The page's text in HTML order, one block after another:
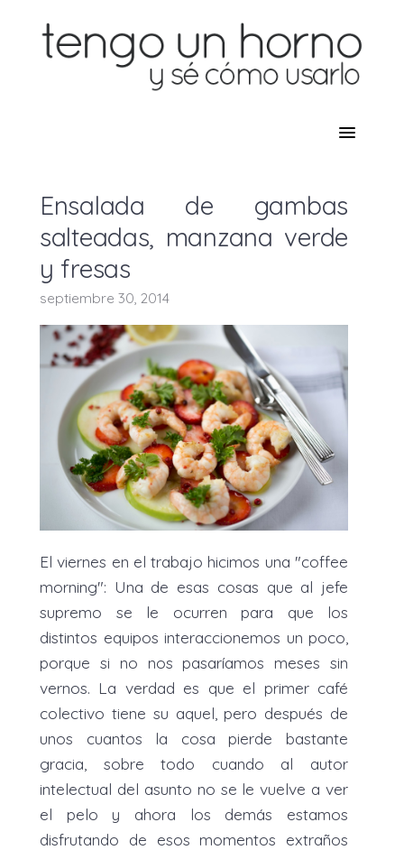
Ensalada de gambas
salteadas, manzana verde
y fresas
septiembre 30, 2014
El viernes en el trabajo hicimos una "coffee
morning": Una de esas cosas que al jefe
supremo se le ocurren para que los
distintos equipos interaccionemos un poco,
porque si no nos pasaríamos meses sin
vernos. La verdad es que el primer café
colectivo tiene su aquel, pero después de
unos cuantos la cosa pierde bastante
gracia, sobre todo cuando al autor
intelectual del asunto no se le vuelve a ver
el pelo y ahora los demás estamos
disfrutando de esos momentos extraños